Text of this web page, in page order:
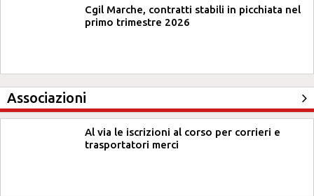
Cgil Marche, contratti stabili in picchiata nel
primo trimestre 2026
Associazioni
Al via le iscrizioni al corso per corrieri e
trasportatori merci